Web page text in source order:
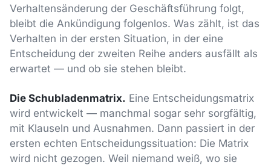
Verhaltensänderung der Geschäftsführung folgt,
bleibt die Ankündigung folgenlos. Was zählt, ist das
Verhalten in der ersten Situation, in der eine
Entscheidung der zweiten Reihe anders ausfällt als
erwartet — und ob sie stehen bleibt.
Die Schubladenmatrix. Eine Entscheidungsmatrix
wird entwickelt — manchmal sogar sehr sorgfältig,
mit Klauseln und Ausnahmen. Dann passiert in der
ersten echten Entscheidungssituation: Die Matrix
wird nicht gezogen. Weil niemand weiß, wo sie